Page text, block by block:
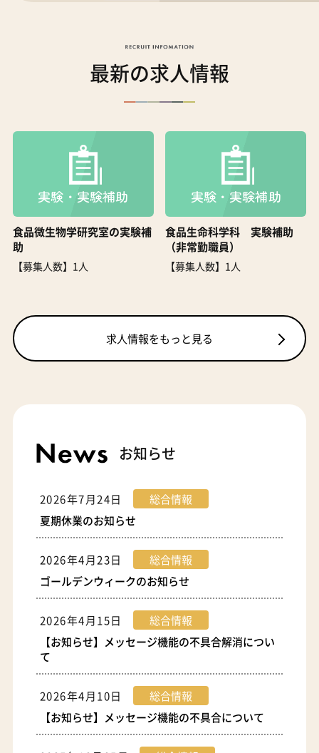
最新の求人情報
食品微生物学研究室の実験補
助
【募集人数】1人
食品生命科学科 実験補助
（非常勤職員）
【募集人数】1人
求人情報をもっと見る
お知らせ
2026年7月24日
総合情報
夏期休業のお知らせ
2026年4月23日
総合情報
ゴールデンウィークのお知らせ
2026年4月15日
総合情報
【お知らせ】メッセージ機能の不具合解消につい
て
2026年4月10日
総合情報
【お知らせ】メッセージ機能の不具合について